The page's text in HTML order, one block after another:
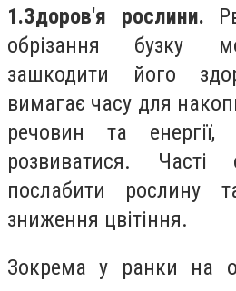
1.Здоров'я рослини.
обрізання бузку
зашкодити його
вимагає часу для
речовин та
розвиватися. Часті
послабити рослину
зниження цвітіння.
Зокрема у ранки на